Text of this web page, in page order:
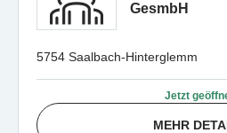
GesmbH
5754 Saalbach-Hinterglemm
Jetzt
MEHR